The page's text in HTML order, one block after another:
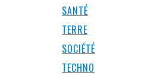
SANTÉ
TERRE
SOCIÉTÉ
TECHNO